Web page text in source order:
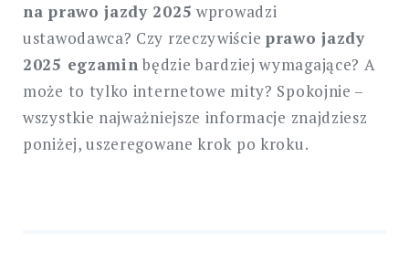
na prawo jazdy 2025 wprowadzi
ustawodawca? Czy rzeczywiście prawo jazdy
2025 egzamin będzie bardziej wymagające? A
może to tylko internetowe mity? Spokojnie –
wszystkie najważniejsze informacje znajdziesz
poniżej, uszeregowane krok po kroku.